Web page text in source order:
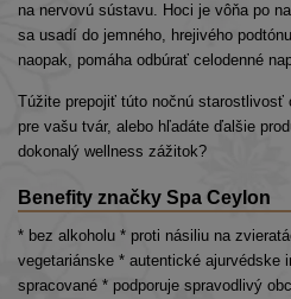
na nervovú sústavu. Hoci je vôňa po
sa usadí do jemného, hrejivého
naopak, pomáha odbúrať celodenné
Túžite prepojiť túto nočnú starostlivosť
pre vašu tvár, alebo hľadáte ďalšie
dokonalý wellness zážitok?
Benefity značky Spa Ceylon
* bez alkoholu * proti násiliu na
vegetariánske * autentické ajurvédske
spracované * podporuje spravodlivý